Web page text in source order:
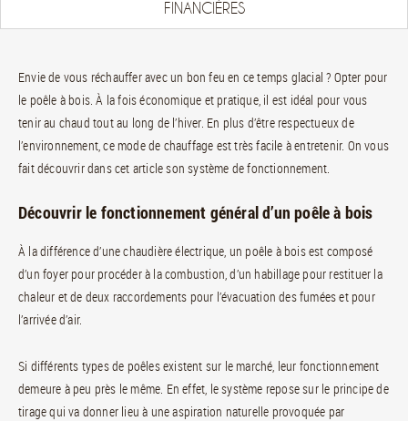
FINANCIÈRES
Envie de vous réchauffer avec un bon feu en ce temps glacial ? Opter pour
le poêle à bois. À la fois économique et pratique, il est idéal pour vous
tenir au chaud tout au long de l’hiver. En plus d’être respectueux de
l’environnement, ce mode de chauffage est très facile à entretenir. On vous
fait découvrir dans cet article son système de fonctionnement.
Découvrir le fonctionnement général d’un poêle à bois
À la différence d’une chaudière électrique, un poêle à bois est composé
d’un foyer pour procéder à la combustion, d’un habillage pour restituer la
chaleur et de deux raccordements pour l’évacuation des fumées et pour
l’arrivée d’air.
Si différents types de poêles existent sur le marché, leur fonctionnement
demeure à peu près le même. En effet, le système repose sur le principe de
tirage qui va donner lieu à une aspiration naturelle provoquée par